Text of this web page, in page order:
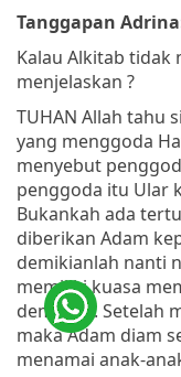
Tanggapan
Kalau Alkitab tidak
menjelaskan ?
TUHAN Allah tahu
yang menggoda
menyebut
penggoda itu Ular
Bukankah ada
diberikan Adam
demikianlah nanti
memiliki kuasa
demikian. Setelah
maka Adam diam
menamai anak-